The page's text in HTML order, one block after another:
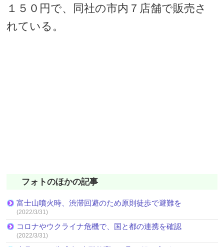
１５０円で、同社の市内７店舗で販売さ
れている。
フォトのほかの記事
富士山噴火時、渋滞回避のため原則徒歩で避難を
(2022/3/31)
コロナやウクライナ危機で、国と都の連携を確認
(2022/3/31)